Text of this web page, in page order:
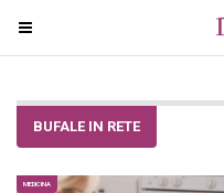
T
o
g
n
BUFALE IN RETE
MEDICINA